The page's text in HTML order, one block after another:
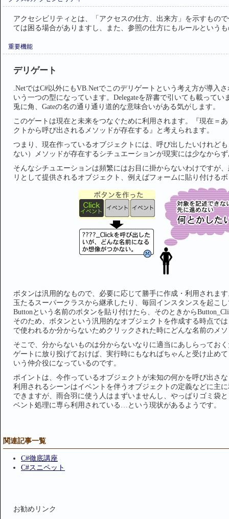
アクセシビリティとは、「アクセスの仕方、出来方」を示すもの
ては困る場合がありますし、また、参照の仕方にもルールという
重要機能
デリゲート
.NetではC#以外にもVB.Netでこのデリゲートという考え方が導入
いう一つの型になっています。Delegateを辞書で引いても載って
兎に角、Gateの名の通り通り道的な意味合いがある気がします。
このゲートは現在と未来をつなぐために利用されます。『現在＝
クトから呼び出されるメソッドが存在する』と考えられます。
つまり、現在作っているオブジェクトには、呼び出したいけれど
ない）メソッドが存在するシチュエーションが現実には少なから
そんなシチュエーションは頻繁にはお目に掛からないわけですが
リとして提供されるオブジェクト、例えばフォームに貼り付ける
ボタンは汎用的なもので、必要に応じて勝手に作成・利用されま
玉たるスーパークラスから継承したり、毎回インスタンスを起こ
Buttonという名前のボタンを貼り付けたら、そのときから
そのため、ボタンという汎用的なオブジェクトを作成する時点で
で使われるか分からないためクリックされた時にどんな名前のメ
そこで、分からないものは分からないなりに適当にあしらってお
ゲートに放り投げておけば、実行時にもなればちゃんと受け止め
いう仲介役になっているのです。
ポイントは、今作っているオブジェクトが未知の何かを呼び出さ
利用されるシーンはイベントを伴うオブジェクトの定義などに主
できますが、雨合羽に使う人はまずいませんし、やっぱりゴミ袋
ベント処理に専ら利用されている…という現状があるようです。
関連記事一覧
C#徹底講座
C#スニペット
お勧めリンク